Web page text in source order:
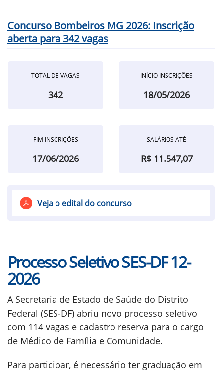
Concurso Bombeiros MG 2026: Inscrição
aberta para 342 vagas
TOTAL DE VAGAS
342
INÍCIO INSCRIÇÕES
18/05/2026
FIM INSCRIÇÕES
17/06/2026
SALÁRIOS ATÉ
R$ 11.547,07
Veja o edital do concurso
Processo Seletivo SES-DF 12-
2026
A Secretaria de Estado de Saúde do Distrito
Federal (SES-DF) abriu novo processo seletivo
com 114 vagas e cadastro reserva para o cargo
de Médico de Família e Comunidade.
Para participar, é necessário ter graduação em